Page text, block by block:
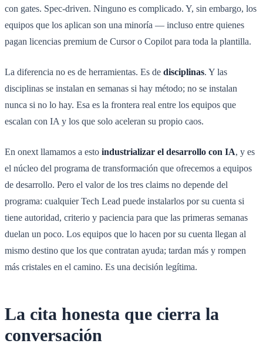
con gates. Spec-driven. Ninguno es complicado. Y, sin embargo, los
equipos que los aplican son una minoría — incluso entre quienes
pagan licencias premium de Cursor o Copilot para toda la plantilla.
La diferencia no es de herramientas. Es de disciplinas. Y las
disciplinas se instalan en semanas si hay método; no se instalan
nunca si no lo hay. Esa es la frontera real entre los equipos que
escalan con IA y los que solo aceleran su propio caos.
En onext llamamos a esto industrializar el desarrollo con IA, y es
el núcleo del programa de transformación que ofrecemos a equipos
de desarrollo. Pero el valor de los tres claims no depende del
programa: cualquier Tech Lead puede instalarlos por su cuenta si
tiene autoridad, criterio y paciencia para que las primeras semanas
duelan un poco. Los equipos que lo hacen por su cuenta llegan al
mismo destino que los que contratan ayuda; tardan más y rompen
más cristales en el camino. Es una decisión legítima.
La cita honesta que cierra la
conversación